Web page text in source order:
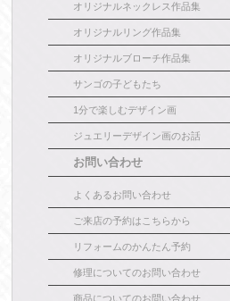
オリジナルネックレス作品集
オリジナルリング作品集
オリジナルブローチ作品集
サンゴの子どもたち
1分で楽しむデザイン画
ジュエリーデザイン画のお話
お問い合わせ
よくあるお問い合わせ
ご来店の予約はこちらから
リフォームのかんたん予約
修理についてのお問い合わせ
商品についてのお問い合わせ